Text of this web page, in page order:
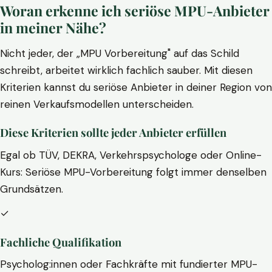
Woran erkenne ich seriöse MPU-Anbieter
in meiner Nähe?
Nicht jeder, der „MPU Vorbereitung" auf das Schild
schreibt, arbeitet wirklich fachlich sauber. Mit diesen
Kriterien kannst du seriöse Anbieter in deiner Region von
reinen Verkaufsmodellen unterscheiden.
Diese Kriterien sollte jeder Anbieter erfüllen
Egal ob TÜV, DEKRA, Verkehrspsychologe oder Online-
Kurs: Seriöse MPU-Vorbereitung folgt immer denselben
Grundsätzen.
✓
Fachliche Qualifikation
Psycholog:innen oder Fachkräfte mit fundierter MPU-